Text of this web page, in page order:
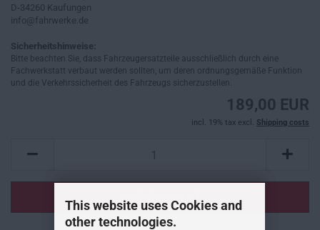
This website uses Cookies and
other technologies.
D-34260 Kaufungen
info@fahrwerke.de
Sicherheitshinweise:
Bitte beachten Sie, dass Fahrzeugersatzteile ausschließlich durch eine
Fachwerkstatt verbaut werden sollten, um deren ordnungsgemäße Funktion
und die Verkehrssicherheit des Fahrzeugs sicherzustellen.
189,00 EUR
incl. 19% tax excl. Shipping costs